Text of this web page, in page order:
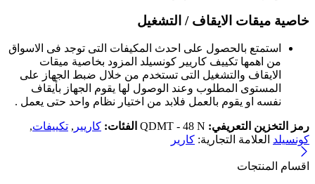
خاصية ميقات الايقاف / التشغيل
استمتع بالحصول على احدث المكيفات التى توجد فى الاسواق
من اهمها تكييف كاريير كونسيلد المزود بخاصية ميقات
الايقاف والتشغيل التى تستخدم من خلال ضبط الجهاز على
المستوى المطلوب وعند الوصول لها يقوم الجهاز بأيقاف
نفسه او يقوم بالعمل فلابد من اختيار نظام واحد حتى يعمل .
رمز التخزين التعريفي: QDMT - 48 N الفئات: كاريير , تكييفات,
كونسيلد العلامة التجارية: كارير
اقسام المنتجات